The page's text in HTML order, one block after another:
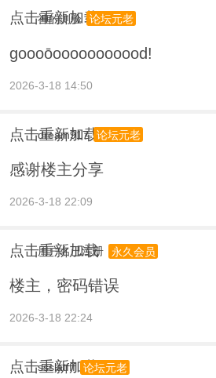
点击重新加载
神的测验 论坛元老
goooōooooooooood!
2026-3-18 14:50
点击重新加载
dream917 论坛元老
感谢楼主分享
2026-3-18 22:09
点击重新加载
用户名已注册 永久会员
楼主，密码错误
2026-3-18 22:24
点击重新加载
ssslatfff 论坛元老